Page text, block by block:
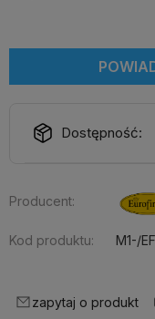
Dostępność:
Producent:
Kod produktu: M1-/
zapytaj o produkt